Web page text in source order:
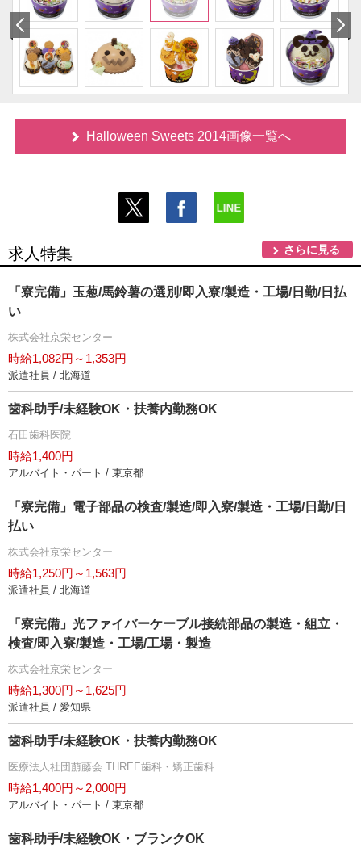
Halloween Sweets 2014画像一覧へ
求人特集 さらに見る
「寮完備」玉葱/馬鈴薯の選別/即入寮/製造・工場/日勤/日払
い
株式会社京栄センター
時給1,082円～1,353円
派遣社員 / 北海道
歯科助手/未経験OK・扶養内勤務OK
石田歯科医院
時給1,400円
アルバイト・パート / 東京都
「寮完備」電子部品の検査/製造/即入寮/製造・工場/日勤/日
払い
株式会社京栄センター
時給1,250円～1,563円
派遣社員 / 北海道
「寮完備」光ファイバーケーブル接続部品の製造・組立・
検査/即入寮/製造・工場/工場・製造
株式会社京栄センター
時給1,300円～1,625円
派遣社員 / 愛知県
歯科助手/未経験OK・扶養内勤務OK
医療法人社団萠藤会 THREE歯科・矯正歯科
時給1,400円～2,000円
アルバイト・パート / 東京都
歯科助手/未経験OK・ブランクOK